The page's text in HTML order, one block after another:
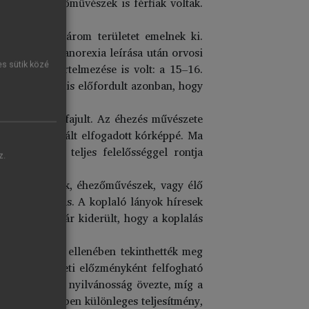
három területet emelnek ki.
az anorexia leírása után orvosi
más értelmezése is volt: a 15–16.
században is előfordult azonban, hogy
fajult. Az éhezés művészete
ekkor vált elfogadott kórképpé. Ma
teljes felelősséggel rontja
lányok, éhezőművészek, vagy élő
a koplalás. A koplaló lányok híresek
volt, bár kiderült, hogy a koplalás
Belépődíj ellenében tekinthették meg
a történeti előzményként felfogható
nyilvánosság övezte, míg a
esetében különleges teljesítmény,
sütik közé